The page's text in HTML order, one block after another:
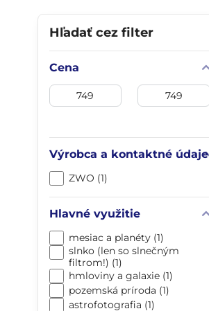
Hľadať cez filter
Cena
Od:
Do:
Výrobca a kontaktné údaje
ZWO (1)
Hlavné využitie
mesiac a planéty (1)
slnko (len so slnečným
filtrom!) (1)
hmloviny a galaxie (1)
pozemská príroda (1)
astrofotografia (1)